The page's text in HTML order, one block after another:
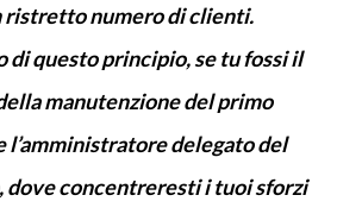
ristretto numero di clienti.
di questo principio, se tu fossi il
manutenzione del primo
l’amministratore delegato del
dove concentreresti i tuoi sforzi